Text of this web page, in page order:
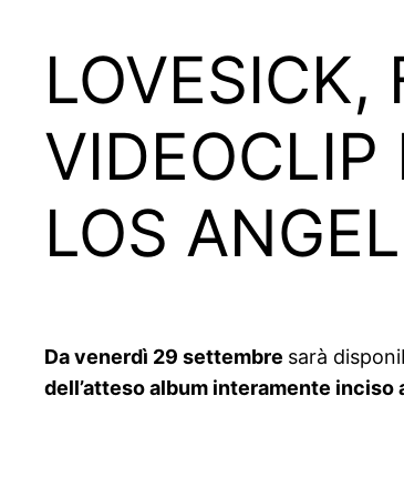
LOVESICK,
LOS
Da venerdì 29 settembre sarà
dell’atteso album interamente